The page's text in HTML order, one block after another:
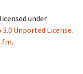
under
Unported License.
.